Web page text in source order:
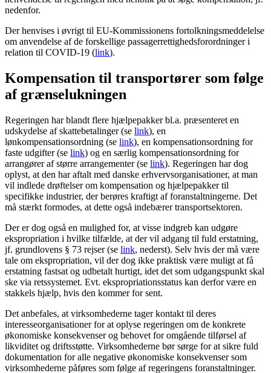
nedenfor.
Der henvises i øvrigt til EU-Kommissionens fortolkningsmeddelelse
om anvendelse af de forskellige passagerrettighedsforordninger i
relation til COVID-19 (link).
Kompensation til transportører som følge
af grænselukningen
Regeringen har blandt flere hjælpepakker bl.a. præsenteret en
udskydelse af skattebetalinger (se link), en
lønkompensationsordning (se link), en kompensationsordning for
faste udgifter (se link) og en særlig kompensationsordning for
arrangører af større arrangementer (se link). Regeringen har dog
oplyst, at den har aftalt med danske erhvervsorganisationer, at man
vil indlede drøftelser om kompensation og hjælpepakker til
specifikke industrier, der berøres kraftigt af foranstaltningerne. Det
må stærkt formodes, at dette også indebærer transportsektoren.
Der er dog også en mulighed for, at visse indgreb kan udgøre
ekspropriation i hvilke tilfælde, at der vil adgang til fuld erstatning,
jf. grundlovens § 73 rejser (se link, nederst). Selv hvis der må være
tale om ekspropriation, vil der dog ikke praktisk være muligt at få
erstatning fastsat og udbetalt hurtigt, idet det som udgangspunkt skal
ske via retssystemet. Evt. ekspropriationsstatus kan derfor være en
stakkels hjælp, hvis den kommer for sent.
Det anbefales, at virksomhederne tager kontakt til deres
interesseorganisationer for at oplyse regeringen om de konkrete
økonomiske konsekvenser og behovet for omgående tilførsel af
likviditet og driftsstøtte. Virksomhederne bør sørge for at sikre fuld
dokumentation for alle negative økonomiske konsekvenser som
virksomhederne påføres som følge af regeringens foranstaltninger.